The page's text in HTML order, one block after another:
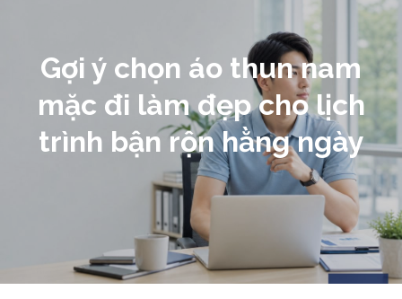
Gợi ý chọn áo thun nam
mặc đi làm đẹp cho lịch
trình bận rộn hằng ngày